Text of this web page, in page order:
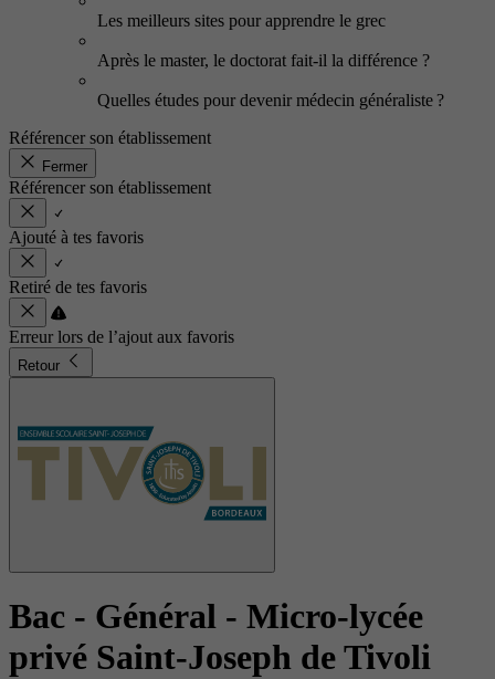
Les meilleurs sites pour apprendre le grec
Après le master, le doctorat fait-il la différence ?
Quelles études pour devenir médecin généraliste ?
Référencer son établissement
Fermer
Référencer son établissement
Ajouté à tes favoris
Retiré de tes favoris
Erreur lors de l’ajout aux favoris
Retour
Bac - Général - Micro-lycée
privé Saint-Joseph de Tivoli